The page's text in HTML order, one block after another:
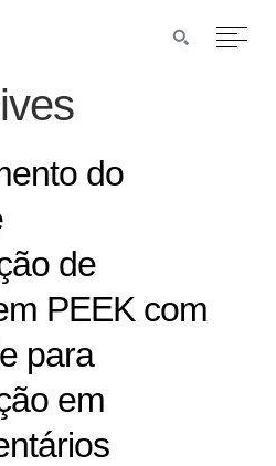
do
de
PEEK com
para
em